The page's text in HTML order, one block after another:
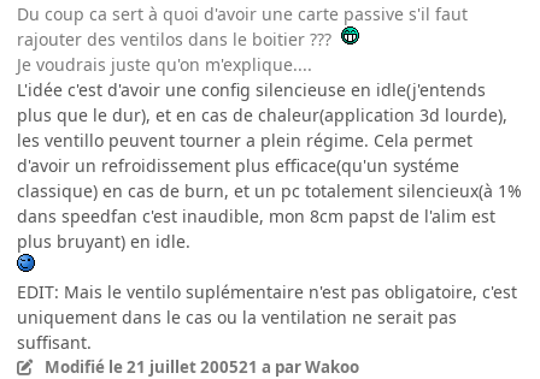
Du coup ca sert à quoi d'avoir une carte passive s'il faut
rajouter des ventilos dans le boitier ???
Je voudrais juste qu'on m'explique....
L'idée c'est d'avoir une config silencieuse en idle(j'entends
plus que le dur), et en cas de chaleur(application 3d lourde),
les ventillo peuvent tourner a plein régime. Cela permet
d'avoir un refroidissement plus efficace(qu'un systéme
classique) en cas de burn, et un pc totalement silencieux(à 1%
dans speedfan c'est inaudible, mon 8cm papst de l'alim est
plus bruyant) en idle.
EDIT: Mais le ventilo suplémentaire n'est pas obligatoire, c'est
uniquement dans le cas ou la ventilation ne serait pas
suffisant.
Modifié le 21 juillet 200521 a par Wakoo